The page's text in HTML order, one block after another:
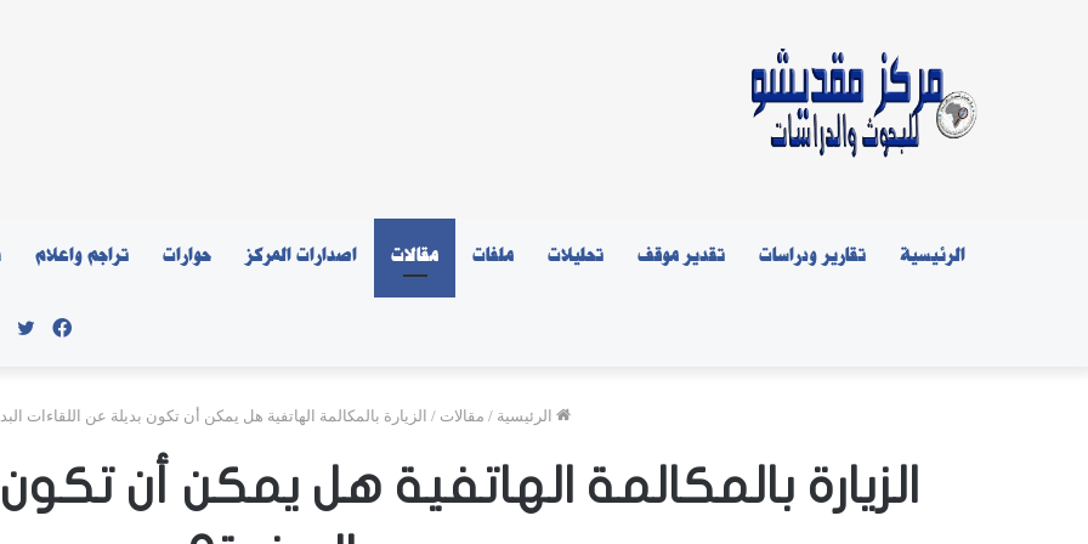
الرئيسية تقارير ودراسات تقدير موقف تحليلات ملفات مقالات اصدارات المركز حوارات تراجم واعلام
الرئيسية / مقالات / الزيارة بالمكالمة الهاتفية هل يمكن أن تكون بديلة عن اللقاءات
الزيارة بالمكالمة الهاتفية هل يمكن أن